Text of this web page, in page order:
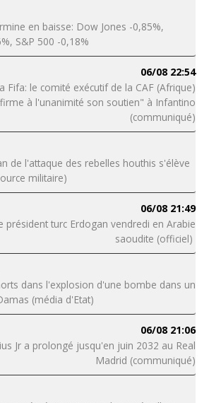
en baisse: Dow Jones -0,85%,
S&P 500 -0,18%
06/08 22:54
Fifa: le comité exécutif de la CAF (Afrique)
à l'unanimité son soutien" à Infantino
(communiqué)
de l'attaque des rebelles houthis s'élève
militaire)
06/08 21:49
président turc Erdogan vendredi en Arabie
saoudite (officiel)
dans l'explosion d'une bombe dans un
(média d'Etat)
06/08 21:06
Jr a prolongé jusqu'en juin 2032 au Real
Madrid (communiqué)